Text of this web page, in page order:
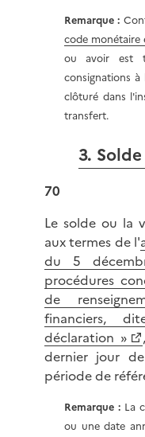
Remarque :
code monétaire
ou avoir est
consignations
clôturé dans
transfert.
3.
70
Le solde ou la
aux termes de l'
du 5
procédures
de
financiers,
déclaration »
dernier jour
période de
Remarque :La
ou une date